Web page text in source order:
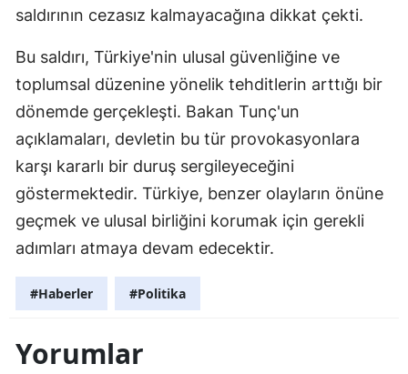
saldırının cezasız kalmayacağına dikkat çekti.
Bu saldırı, Türkiye'nin ulusal güvenliğine ve
toplumsal düzenine yönelik tehditlerin arttığı bir
dönemde gerçekleşti. Bakan Tunç'un
açıklamaları, devletin bu tür provokasyonlara
karşı kararlı bir duruş sergileyeceğini
göstermektedir. Türkiye, benzer olayların önüne
geçmek ve ulusal birliğini korumak için gerekli
adımları atmaya devam edecektir.
#Haberler #Politika
Yorumlar